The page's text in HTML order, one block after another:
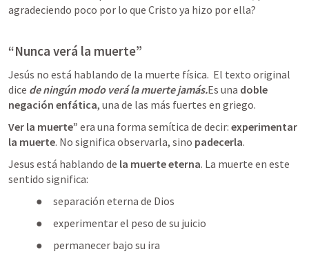
agradeciendo poco por lo que Cristo ya hizo por ella?
“Nunca verá la muerte”
Jesús no está hablando de la muerte física.  El texto original
dice de ningún modo verá la muerte jamás.Es una doble
negación enfática, una de las más fuertes en griego.
Ver la muerte” era una forma semítica de decir: experimentar
la muerte. No significa observarla, sino padecerla.
Jesus está hablando de la muerte eterna. La muerte en este
sentido significa:
●     separación eterna de Dios
●     experimentar el peso de su juicio
●     permanecer bajo su ira